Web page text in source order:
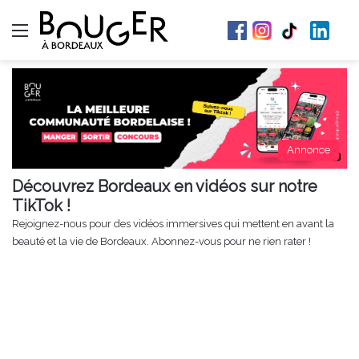
Menu
Annonce
Découvrez Bordeaux en vidéos sur notre
TikTok !
Rejoignez-nous pour des vidéos immersives qui mettent en avant la
beauté et la vie de Bordeaux. Abonnez-vous pour ne rien rater !